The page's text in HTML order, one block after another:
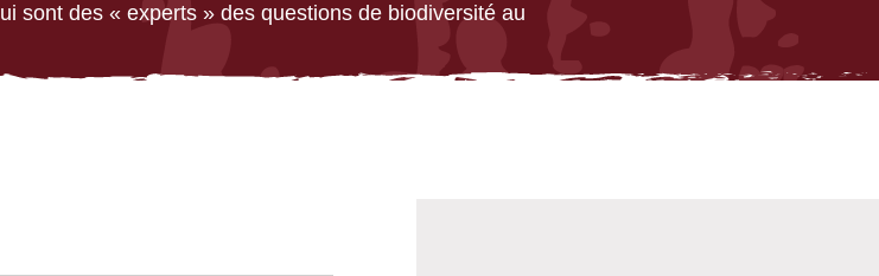
sont des « experts » des questions de biodiversité au